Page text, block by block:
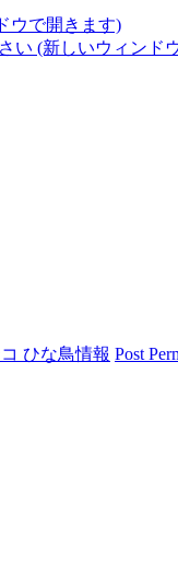
ウで開きます)
い (新しいウィンド
ひな鳥情報 Post